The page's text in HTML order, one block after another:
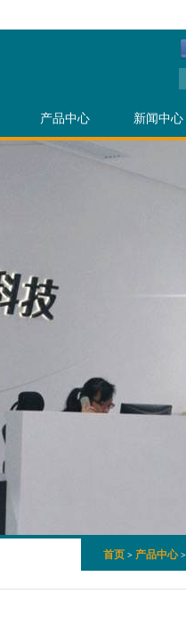
产品中心 新闻中心
首页 > 产品中心>